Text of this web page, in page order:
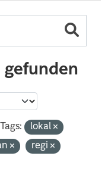
gefunden
Tags:
lokal
regi